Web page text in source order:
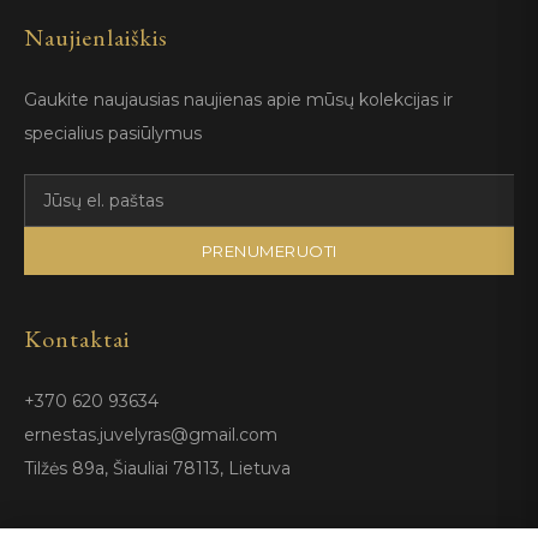
Naujienlaiškis
Gaukite naujausias naujienas apie mūsų kolekcijas ir
specialius pasiūlymus
PRENUMERUOTI
Kontaktai
+370 620 93634
ernestas.juvelyras@gmail.com
Tilžės 89a, Šiauliai 78113, Lietuva